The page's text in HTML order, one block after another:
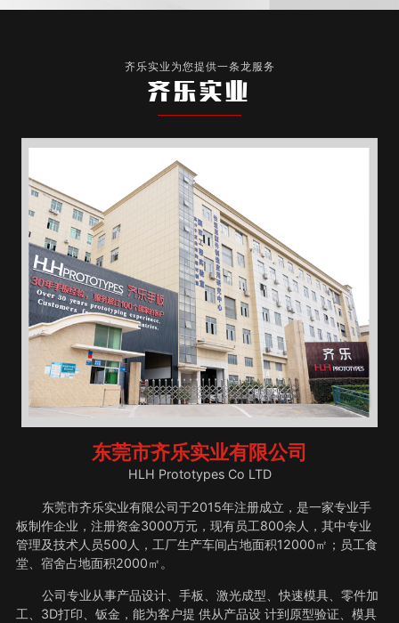
齐乐实业为您提供一条龙服务
齐乐实业
东莞市齐乐实业有限公司
HLH Prototypes Co LTD
东莞市齐乐实业有限公司于2015年注册成立，是一家专业手
板制作企业，注册资金3000万元，现有员工800余人，其中专业
管理及技术人员500人，工厂生产车间占地面积12000㎡；员工食
堂、宿舍占地面积2000㎡。
公司专业从事产品设计、手板、激光成型、快速模具、零件加
工、3D打印、钣金，能为客户提 供从产品设 计到原型验证、模具